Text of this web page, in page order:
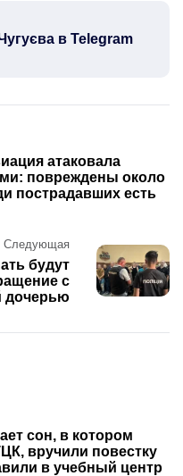
в Telegram
атаковала
повреждены около
пострадавших есть
Следующая
будут
с
дочерью
сон, в котором
вручили повестку
в учебный центр